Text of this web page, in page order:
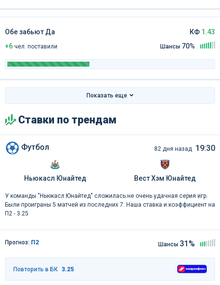
Обе забьют Да
+6 чел. поставили
КФ 1.43
Шансы 70%
Показать еще
Ставки по трендам
Футбол 82 дня назад 19:30
Ньюкасл Юнайтед Вест Хэм Юнайтед
У команды "Ньюкасл Юнайтед" сложилась не очень удачная серия игр.
Были проиграны 5 матчей из последних 7. Наша ставка и коэффициент на
П2 - 3.25
Прогноз: П2 Шансы 31%
Повторить в БК 3.25